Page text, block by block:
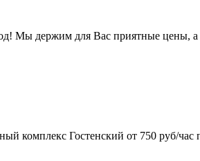
Мы держим для Вас приятные цены,
комплекс Гостенский от 750 руб/